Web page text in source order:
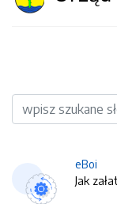
Wyszukiwarka
eBoi
Jak